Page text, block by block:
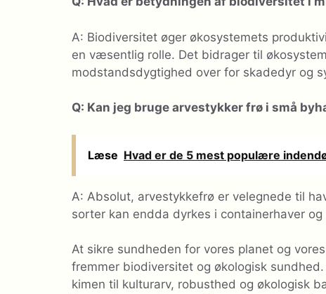
A: Biodiversitet øger økosystemets
en væsentlig rolle. Det bidrager til
modstandsdygtighed over for skadedyr og
Q: Kan jeg bruge arvestykker frø i små
Læse Hvad er de 5 mest populære
A: Absolut, arvestykkefrø er velegnede til
sorter kan endda dyrkes i containerhaver
At sikre sundheden for vores planet og
fremmer biodiversitet og økologisk
kimen til kulturarv, robusthed og økologisk